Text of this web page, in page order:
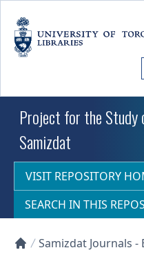
Project for the Study
Samizdat
VISIT REPOSITORY
SEARCH IN THIS
Samizdat Journals